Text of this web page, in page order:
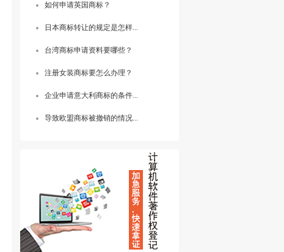
如何申请英国商标？
日本商标转让的规定是怎样...
台湾商标申请资料要哪些？
注册女装商标要怎么办理？
企业申请意大利商标的条件...
导致欧盟商标被撤销的情况...